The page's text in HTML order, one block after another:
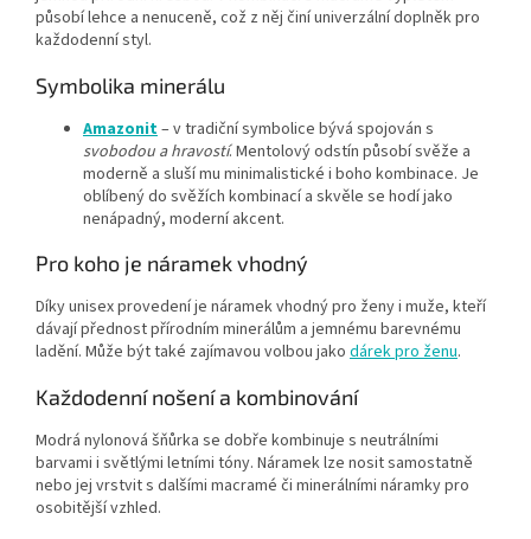
působí lehce a nenuceně, což z něj činí univerzální doplněk pro
každodenní styl.
Symbolika minerálu
Amazonit– v tradiční symbolice bývá spojován s
svobodou a hravostí. Mentolový odstín působí svěže a
moderně a sluší mu minimalistické i boho kombinace. Je
oblíbený do svěžích kombinací a skvěle se hodí jako
nenápadný, moderní akcent.
Pro koho je náramek vhodný
Díky unisex provedení je náramek vhodný pro ženy i muže, kteří
dávají přednost přírodním minerálům a jemnému barevnému
ladění. Může být také zajímavou volbou jako dárek pro ženu.
Každodenní nošení a kombinování
Modrá nylonová šňůrka se dobře kombinuje s neutrálními
barvami i světlými letními tóny. Náramek lze nosit samostatně
nebo jej vrstvit s dalšími macramé či minerálními náramky pro
osobitější vzhled.